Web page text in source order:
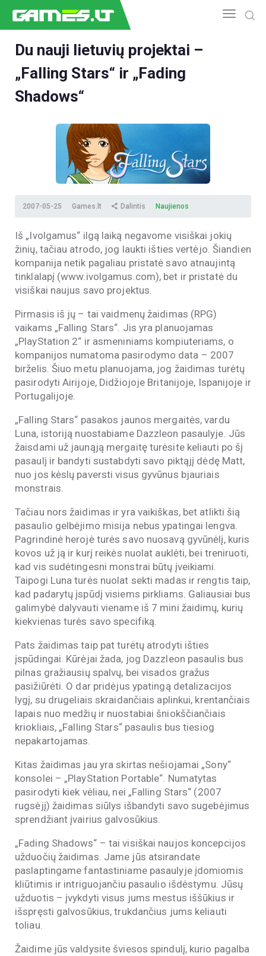
NAUJIENOS
GAMEDEV
GELEŽIS
VIDEO
APŽVALGOS
ŽAIDIMAI
Du nauji lietuvių projektai –
„Falling Stars“ ir „Fading
Shadows“
2007-05-25 Games.lt Dalintis Naujienos
Iš „Ivolgamus“ ilgą laiką negavome visiškai jokių
žinių, tačiau atrodo, jog laukti išties vertėjo. Šiandien
kompanija netik pagaliau pristatė savo atnaujintą
tinklalapį (www.ivolgamus.com), bet ir pristatė du
visiškai naujus savo projektus.
Pirmasis iš jų – tai vaidmenų žaidimas (RPG)
vaikams „Falling Stars“. Jis yra planuojamas
„PlayStation 2“ ir asmeniniams kompiuteriams, o
kompanijos numatoma pasirodymo data – 2007
birželis. Šiuo metu planuojama, jog žaidimas turėtų
pasirodyti Airijoje, Didžiojoje Britanijoje, Ispanijoje ir
Portugalijoje.
„Falling Stars“ pasakos jaunos mergaitės, vardu
Luna, istoriją nuostabiame Dazzleon pasaulyje. Jūs
žaisdami už jaunąją mergaitę turėsite keliauti po šį
pasaulį ir bandyti sustabdyti savo piktąjį dėdę Matt,
nuo jos kėslų paversti visus gyvūnus bjauriais
monstrais.
Tačiau nors žaidimas ir yra vaikiškas, bet atlikti šią
pasaulio gelbėjimo misija nebus ypatingai lengva.
Pagrindinė herojė turės savo nuosavą gyvūnėlį, kuris
kovos už ją ir kurį reikės nuolat auklėti, bei treniruoti,
kad vis sudėtingesni monstrai būtų įveikiami.
Taipogi Luna turės nuolat sekti madas ir rengtis taip,
kad padarytų įspūdį visiems pirkliams. Galiausiai bus
galimybė dalyvauti viename iš 7 mini žaidimų, kurių
kiekvienas turės savo specifiką.
Pats žaidimas taip pat turėtų atrodyti išties
įspūdingai. Kūrėjai žada, jog Dazzleon pasaulis bus
pilnas gražiausių spalvų, bei visados gražus
pasižiūrėti. O dar pridėjus ypatingą detalizacijos
lygį, su drugeliais skraidančiais aplinkui, krentančiais
lapais nuo medžių ir nuostabiai šniokščiančiais
kriokliais, „Falling Stars“ pasaulis bus tiesiog
nepakartojamas.
Kitas žaidimas jau yra skirtas nešiojamai „Sony“
konsolei – „PlayStation Portable“. Numatytas
pasirodyti kiek vėliau, nei „Falling Stars“ (2007
rugsėjį) žaidimas siūlys išbandyti savo sugebėjimus
sprendžiant įvairius galvosūkius.
„Fading Shadows“ – tai visiškai naujos koncepcijos
užduočių žaidimas. Jame jūs atsirandate
paslaptingame fantastiniame pasaulyje įdomiomis
kliūtimis ir intriguojančiu pasaulio išdėstymu. Jūsų
užduotis – įvykdyti visus jums mestus iššūkius ir
išspręsti galvosūkius, trukdančius jums keliauti
toliau.
Žaidime jūs valdysite šviesos spindulį, kurio pagalba